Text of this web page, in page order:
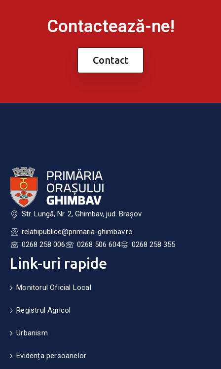
Contactează-ne!
Contact
Str. Lungă, Nr. 2, Ghimbav, jud. Brașov
relatiipublice@primaria-ghimbav.ro
0268 258 006
0268 506 604 0268 258 355
Link-uri rapide
Monitorul Oficial Local
Registrul Agricol
Urbanism
Evidența persoanelor